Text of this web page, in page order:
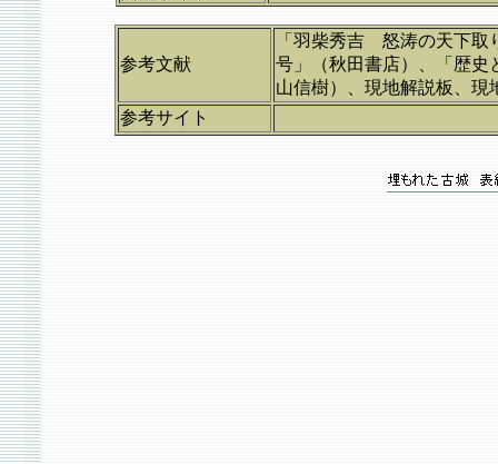
参考文献
「羽柴秀吉 怒涛の天下取
号」（秋田書店）、「歴
山信樹）、現地解説板、現
参考サイト